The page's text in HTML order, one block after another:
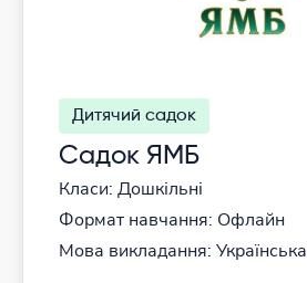
Дитячий садок
Садок ЯМБ
Класи: Дошкільні
Формат навчання: Офлайн
Мова викладання: Українська